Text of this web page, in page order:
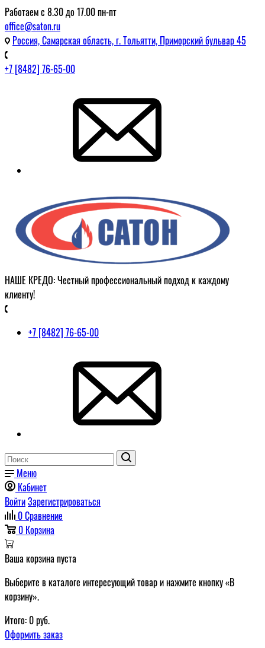
Работаем с 8.30 до 17.00 пн-пт
office@saton.ru
Россия, Самарская область, г. Тольятти, Приморский бульвар 45
+7 [8482] 76-65-00
НАШЕ КРЕДО: Честный профессиональный подход к каждому
клиенту!
+7 [8482] 76-65-00
Меню
Кабинет
ВойтиЗарегистрироваться
0Сравнение
0 Корзина
Ваша корзина пуста
Выберите в каталоге интересующий товар и нажмите кнопку «В
корзину».
Итого: 0руб.
Оформить заказ